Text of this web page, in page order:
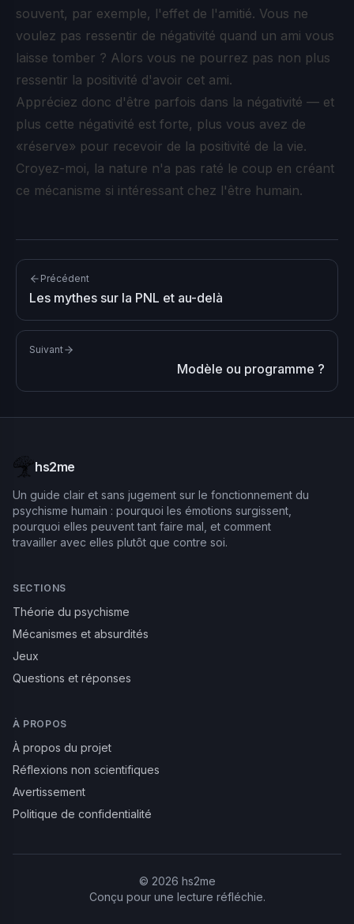
souvent, par exemple, l'effet de l'amitié. Vous ne
voulez pas ressentir de négativité quand un ami vous
laisse tomber ? Alors vous ne pourrez pas non plus
ressentir la positivité d'avoir cet ami.
Appréciez donc d'être parfois dans la négativité — et
plus cette négativité est forte, plus vous avez de
«réserve» pour recevoir de la positivité de la vie.
Croyez-moi, la nature n'a pas raté le coup en créant
ce mécanisme si intéressant chez l'être humain.
Précédent
Les mythes sur la PNL et au-delà
Suivant
Modèle ou programme ?
hs2me
Un guide clair et sans jugement sur le fonctionnement du
psychisme humain : pourquoi les émotions surgissent,
pourquoi elles peuvent tant faire mal, et comment
travailler avec elles plutôt que contre soi.
SECTIONS
Théorie du psychisme
Mécanismes et absurdités
Jeux
Questions et réponses
À PROPOS
À propos du projet
Réflexions non scientifiques
Avertissement
Politique de confidentialité
© 2026 hs2me
Conçu pour une lecture réfléchie.